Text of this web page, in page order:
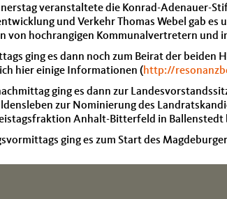
veranstaltete die Konrad-Adenauer-
und Verkehr Thomas Webel gab
von hochrangigen Kommunalvertretern
ging es dann noch zum Beirat der beiden
hier einige Informationen (http://
ging es dann zur
zur Nominierung des
Anhalt-Bitterfeld in Ballenstedt
ging es zum Start des